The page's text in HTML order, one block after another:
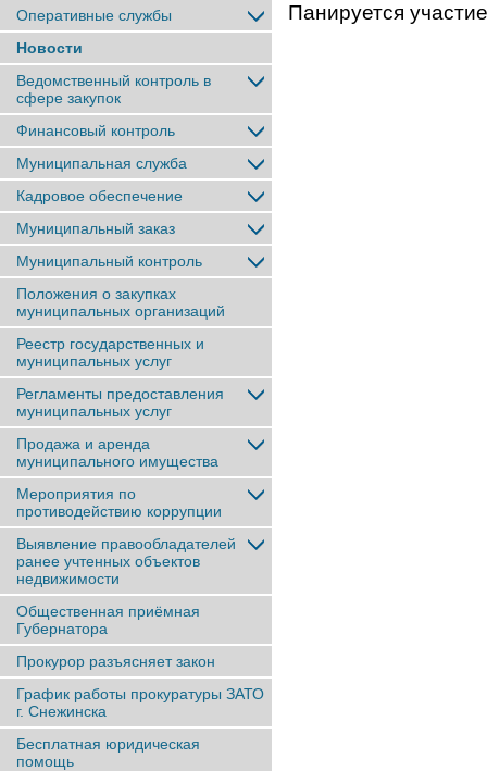
Оперативные службы
Новости
Ведомственный контроль в
сфере закупок
Финансовый контроль
Муниципальная служба
Кадровое обеспечение
Муниципальный заказ
Муниципальный контроль
Положения о закупках
муниципальных организаций
Реестр государственных и
муниципальных услуг
Регламенты предоставления
муниципальных услуг
Продажа и аренда
муниципального имущества
Мероприятия по
противодействию коррупции
Выявление правообладателей
ранее учтенныx объектов
недвижимости
Общественная приёмная
Губернатора
Прокурор разъясняет закон
График работы прокуратуры ЗАТО
г. Снежинска
Бесплатная юридическая
помощь
Панируется